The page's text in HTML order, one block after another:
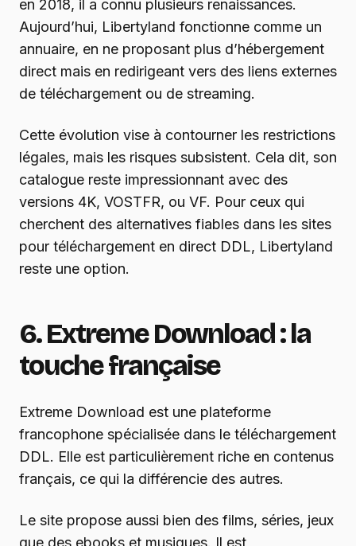
en 2018, il a connu plusieurs renaissances.
Aujourd’hui, Libertyland fonctionne comme un
annuaire, en ne proposant plus d’hébergement
direct mais en redirigeant vers des liens externes
de téléchargement ou de streaming.
Cette évolution vise à contourner les restrictions
légales, mais les risques subsistent. Cela dit, son
catalogue reste impressionnant avec des
versions 4K, VOSTFR, ou VF. Pour ceux qui
cherchent des alternatives fiables dans les sites
pour téléchargement en direct DDL, Libertyland
reste une option.
6. Extreme Download : la
touche française
Extreme Download est une plateforme
francophone spécialisée dans le téléchargement
DDL. Elle est particulièrement riche en contenus
français, ce qui la différencie des autres.
Le site propose aussi bien des films, séries, jeux
que des ebooks et musiques. Il est